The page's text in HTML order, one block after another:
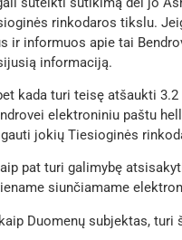
rinkodaros tikslu.
ir informuos apie tai
informaciją.
kada turi teisę atšaukti
elektroniniu paštu
jokių Tiesioginės
pat turi galimybę
siunčiamame
Duomenų subjektas,